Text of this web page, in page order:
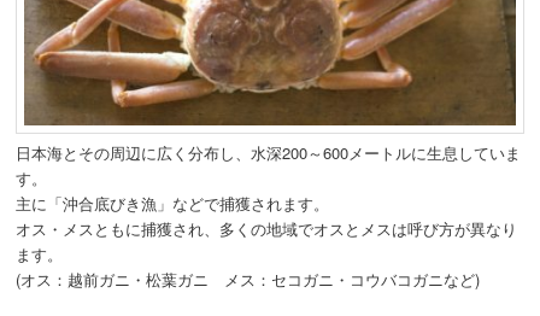
日本海とその周辺に広く分布し、水深200～600メートルに生息していま
す。
主に「沖合底びき漁」などで捕獲されます。
オス・メスともに捕獲され、多くの地域でオスとメスは呼び方が異なり
ます。
(オス：越前ガニ・松葉ガニ メス：セコガニ・コウバコガニなど)